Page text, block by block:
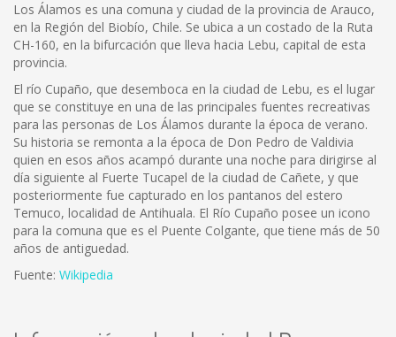
Los Álamos es una comuna y ciudad de la provincia de Arauco,
en la Región del Biobío, Chile. Se ubica a un costado de la Ruta
CH-160, en la bifurcación que lleva hacia Lebu, capital de esta
provincia.
El río Cupaño, que desemboca en la ciudad de Lebu, es el lugar
que se constituye en una de las principales fuentes recreativas
para las personas de Los Álamos durante la época de verano.
Su historia se remonta a la época de Don Pedro de Valdivia
quien en esos años acampó durante una noche para dirigirse al
día siguiente al Fuerte Tucapel de la ciudad de Cañete, y que
posteriormente fue capturado en los pantanos del estero
Temuco, localidad de Antihuala. El Río Cupaño posee un icono
para la comuna que es el Puente Colgante, que tiene más de 50
años de antiguedad.
Fuente: Wikipedia